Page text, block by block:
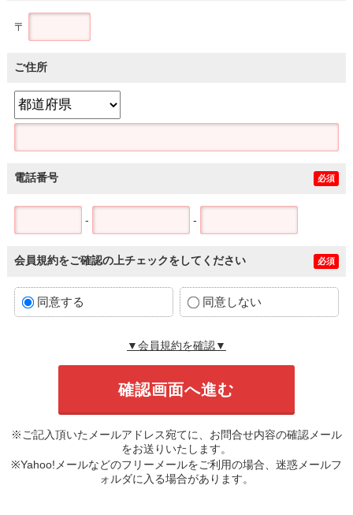
〒
ご住所
電話番号 必須
- -
会員規約をご確認の上チェックをしてください 必須
同意する 同意しない
▼会員規約を確認▼
※ご記入頂いたメールアドレス宛てに、お問合せ内容の確認メール
をお送りいたします。
※Yahoo!メールなどのフリーメールをご利用の場合、迷惑メールフ
ォルダに入る場合があります。